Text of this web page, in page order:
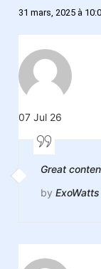
31 mars, 2025 à
07 Jul 26
Great
by ExoWatts